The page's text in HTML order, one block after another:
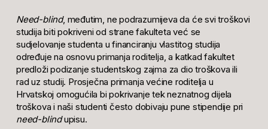
Need-blind, međutim, ne podrazumijeva da će svi troškovi
studija biti pokriveni od strane fakulteta već se
sudjelovanje studenta u financiranju vlastitog studija
određuje na osnovu primanja roditelja, a katkad fakultet
predloži podizanje studentskog zajma za dio troškova ili
rad uz studij. Prosječna primanja većine roditelja u
Hrvatskoj omogućila bi pokrivanje tek neznatnog dijela
troškova i naši studenti često dobivaju pune stipendije pri
need-blindupisu.